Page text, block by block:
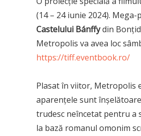
(14 – 24 iunie 2024).
Castelului Bánffydin
Metropolis va avea loc
https://tiff.eventbook.ro/
Plasat în viitor, Metropolis
aparențele sunt
trudesc neîncetat pentru a
la bază romanul omonim